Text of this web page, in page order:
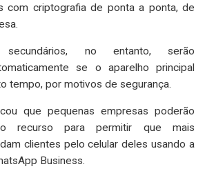
com criptografia de ponta a ponta, de
no entanto, serão
se o aparelho principal
tempo, por motivos de segurança.
que pequenas empresas poderão
recurso para permitir que mais
clientes pelo celular deles usando a
Business.